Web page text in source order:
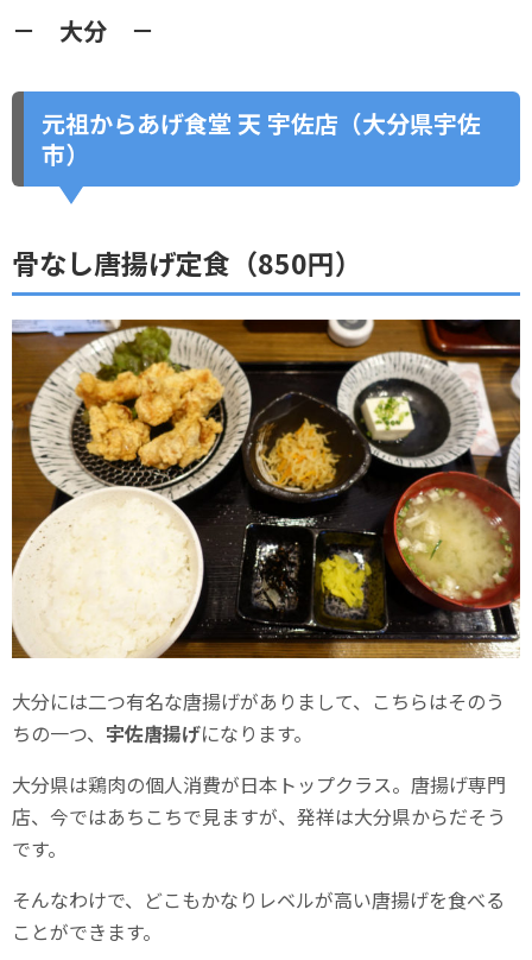
－ 大分 －
元祖からあげ食堂 天 宇佐店（大分県宇佐
市）
骨なし唐揚げ定食（850円）
大分には二つ有名な唐揚げがありまして、こちらはそのう
ちの一つ、 宇佐唐揚げになります。
大分県は鶏肉の個人消費が日本トップクラス。唐揚げ専門
店、今ではあちこちで見ますが、発祥は大分県からだそう
です。
そんなわけで、どこもかなりレベルが高い唐揚げを食べる
ことができます。